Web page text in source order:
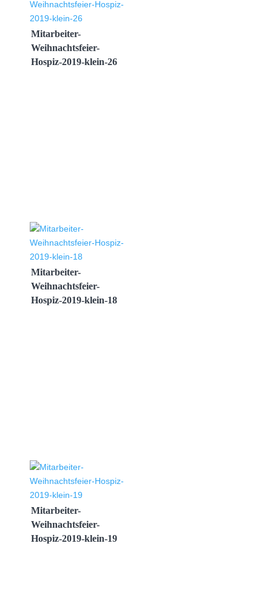
Mitarbeiter-
Weihnachtsfeier-
Hospiz-2019-klein-26
Mitarbeiter-
Weihnachtsfeier-
Hospiz-2019-klein-18
Mitarbeiter-
Weihnachtsfeier-
Hospiz-2019-klein-19